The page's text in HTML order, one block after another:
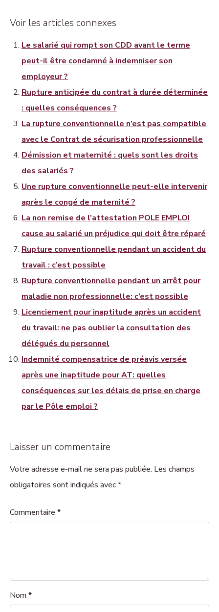
Voir les articles connexes
Le salarié qui rompt son CDD avant le terme
peut-il être condamné à indemniser son
employeur ?
Rupture anticipée du contrat à durée déterminée
: quelles conséquences ?
La rupture conventionnelle n’est pas compatible
avec le Contrat de sécurisation professionnelle
Démission et maternité : quels sont les droits
des salariés ?
Une rupture conventionnelle peut-elle intervenir
après le congé de maternité ?
La non remise de l’attestation POLE EMPLOI
cause au salarié un préjudice qui doit être réparé
Rupture conventionnelle pendant un accident du
travail : c’est possible
Rupture conventionnelle pendant un arrêt pour
maladie non professionnelle: c’est possible
Licenciement pour inaptitude après un accident
du travail: ne pas oublier la consultation des
délégués du personnel
Indemnité compensatrice de préavis versée
après une inaptitude pour AT: quelles
conséquences sur les délais de prise en charge
par le Pôle emploi ?
Laisser un commentaire
Votre adresse e-mail ne sera pas publiée. Les champs
obligatoires sont indiqués avec *
Commentaire *
Nom *